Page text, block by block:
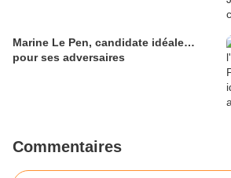
Marine Le Pen, candidate idéale…
pour ses adversaires
Commentaires